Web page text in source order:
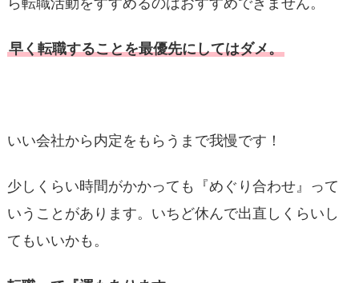
早く転職することを最優先にしてはダメ。
いい会社から内定をもらうまで我慢です！
少しくらい時間がかかっても『めぐり合わせ』って
いうことがあります。いちど休んで出直しくらいし
てもいいかも。